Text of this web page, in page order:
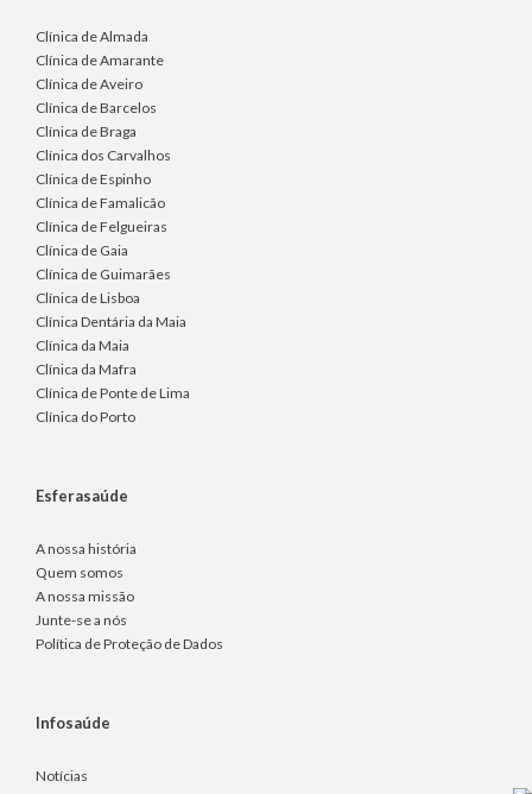
Clínica de Almada
Clínica de Amarante
Clínica de Aveiro
Clínica de Barcelos
Clínica de Braga
Clínica dos Carvalhos
Clínica de Espinho
Clínica de Famalicão
Clínica de Felgueiras
Clínica de Gaia
Clínica de Guimarães
Clínica de Lisboa
Clínica Dentária da Maia
Clínica da Maia
Clínica da Mafra
Clínica de Ponte de Lima
Clínica do Porto
Esferasaúde
A nossa história
Quem somos
A nossa missão
Junte-se a nós
Política de Proteção de Dados
Infosaúde
Notícias